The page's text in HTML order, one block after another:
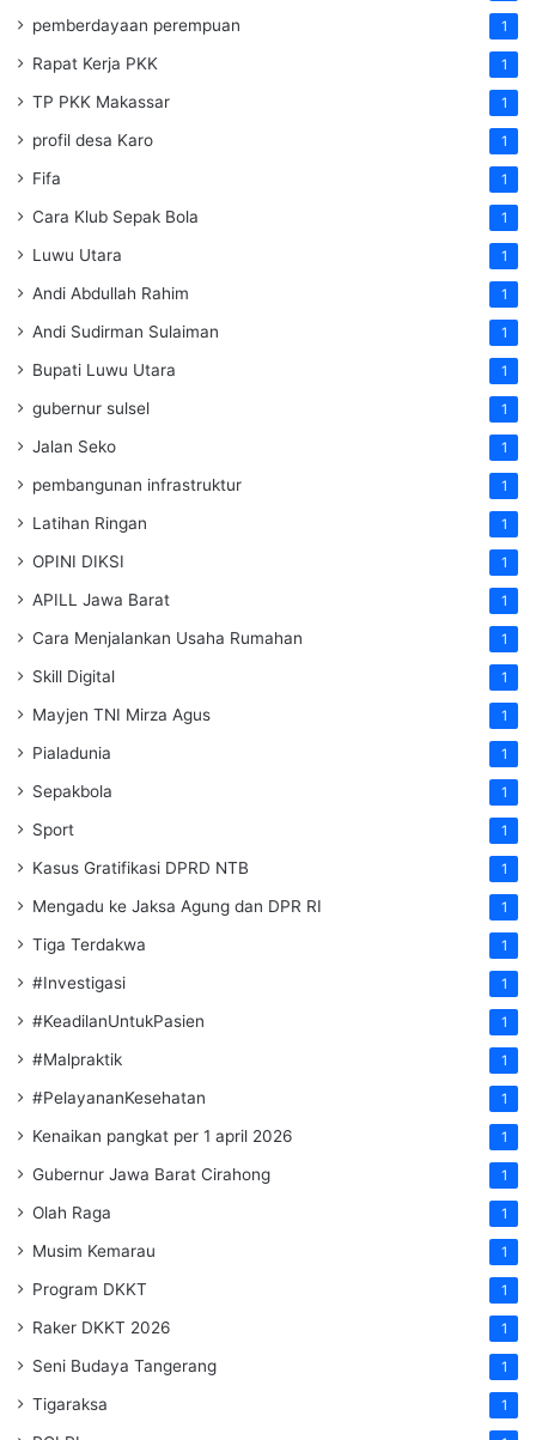
pemberdayaan perempuan 1
Rapat Kerja PKK 1
TP PKK Makassar 1
profil desa Karo 1
Fifa 1
Cara Klub Sepak Bola 1
Luwu Utara 1
Andi Abdullah Rahim 1
Andi Sudirman Sulaiman 1
Bupati Luwu Utara 1
gubernur sulsel 1
Jalan Seko 1
pembangunan infrastruktur 1
Latihan Ringan 1
OPINI DIKSI 1
APILL Jawa Barat 1
Cara Menjalankan Usaha Rumahan 1
Skill Digital 1
Mayjen TNI Mirza Agus 1
Pialadunia 1
Sepakbola 1
Sport 1
Kasus Gratifikasi DPRD NTB 1
Mengadu ke Jaksa Agung dan DPR RI 1
Tiga Terdakwa 1
#Investigasi 1
#KeadilanUntukPasien 1
#Malpraktik 1
#PelayananKesehatan 1
Kenaikan pangkat per 1 april 2026 1
Gubernur Jawa Barat Cirahong 1
Olah Raga 1
Musim Kemarau 1
Program DKKT 1
Raker DKKT 2026 1
Seni Budaya Tangerang 1
Tigaraksa 1